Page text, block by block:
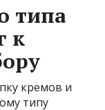
типа
к
кремов и
типу